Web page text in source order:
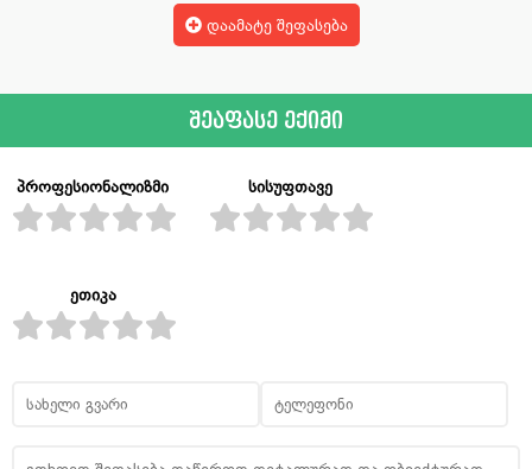
დაამატე შეფასება
შეაფასე ექიმი
პროფესიონალიზმი სისუფთავე
ეთიკა